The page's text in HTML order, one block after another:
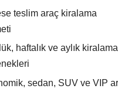
teslim araç kiralama
haftalık ve aylık kiralama
sedan, SUV ve VIP